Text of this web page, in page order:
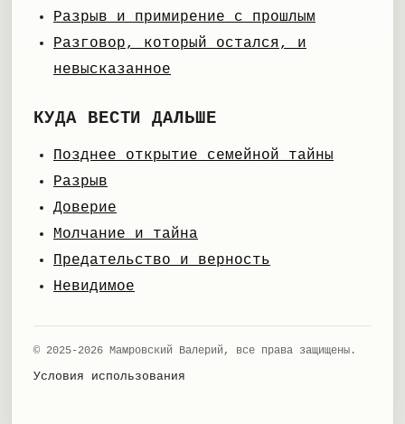
Разрыв и примирение с прошлым
Разговор, который остался, и
невысказанное
КУДА ВЕСТИ ДАЛЬШЕ
Позднее открытие семейной тайны
Разрыв
Доверие
Молчание и тайна
Предательство и верность
Невидимое
© 2025-2026 Мамровский Валерий, все права защищены.
Условия использования